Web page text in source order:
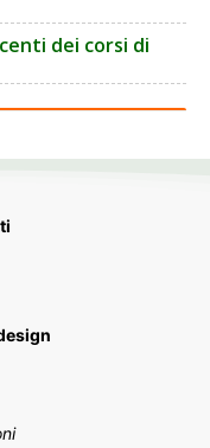
dei corsi di